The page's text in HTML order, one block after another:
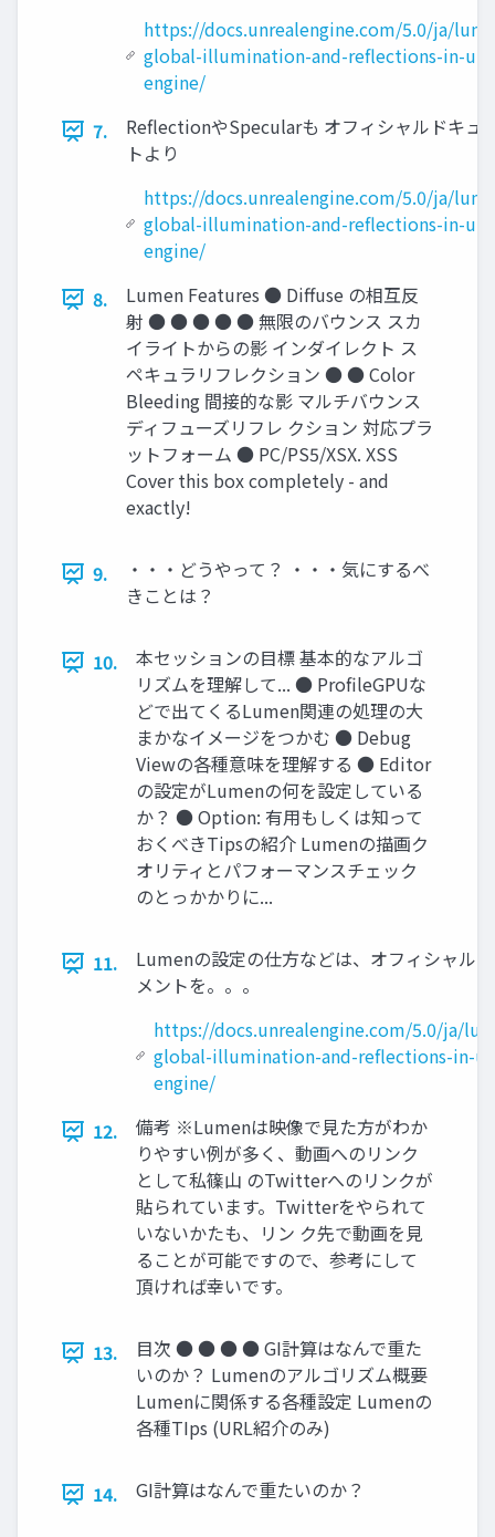
https://docs.unrealengine.com/5.0/ja/
global-illumination-and-reflections-in-
engine/
7.
ReﬂectionやSpecularも オフィシャルドキュ
トより
https://docs.unrealengine.com/5.0/ja/
global-illumination-and-reflections-in-
engine/
8.
Lumen Features ● Diﬀuse の相互反
射 ● ● ● ● ● 無限のバウンス スカ
イライトからの影 インダイレクト ス
ペキュラリフレクション ● ● Color
Bleeding 間接的な影 マルチバウンス
ディフューズリフレ クション 対応プラ
ットフォーム ● PC/PS5/XSX. XSS
Cover this box completely - and
exactly!
9.
・・・どうやって？ ・・・気にするべ
きことは？
10.
本セッションの目標 基本的なアルゴ
リズムを理解して... ● ProﬁleGPUな
どで出てくるLumen関連の処理の大
まかなイメージをつかむ ● Debug
Viewの各種意味を理解する ● Editor
の設定がLumenの何を設定している
か？ ● Option: 有用もしくは知って
おくべきTipsの紹介 Lumenの描画ク
オリティとパフォーマンスチェック
のとっかかりに...
11.
Lumenの設定の仕方などは、オフィシャル
メントを。。。
https://docs.unrealengine.com/5.0/ja/
global-illumination-and-reflections-in-
engine/
12.
備考 ※Lumenは映像で見た方がわか
りやすい例が多く、動画へのリンク
として私篠山 のTwitterへのリンクが
貼られています。Twitterをやられて
いないかたも、リン ク先で動画を見
ることが可能ですので、参考にして
頂ければ幸いです。
13.
目次 ● ● ● ● GI計算はなんで重た
いのか？ Lumenのアルゴリズム概要
Lumenに関係する各種設定 Lumenの
各種TIps (URL紹介のみ)
14. GI計算はなんで重たいのか？